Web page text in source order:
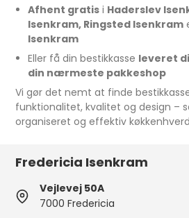
Afhent gratisi Haderslev
Isenkram, Ringsted Isenkram
Isenkram
Eller få din bestikkasse leveret
din nærmeste pakkeshop
Vi gør det nemt at finde
funktionalitet, kvalitet og design –
organiseret og effektiv
Fredericia Isenkram
Vejlevej 50A
7000 Fredericia